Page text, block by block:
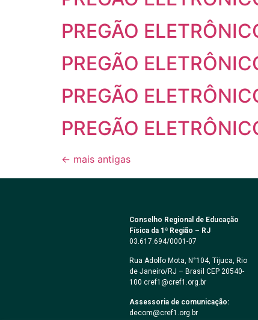
PREGÃO
PREGÃO
PREGÃO
PREGÃO
← mais antigas
Conselho Regional de Educação
Física da 1ª Região – RJ
03.617.694/0001-07
Rua Adolfo Mota, N°104, Tijuca, Rio
de Janeiro/RJ – Brasil CEP 20540-
100 cref1@cref1.org.br
Assessoria de comunicação:
decom@cref1.org.br